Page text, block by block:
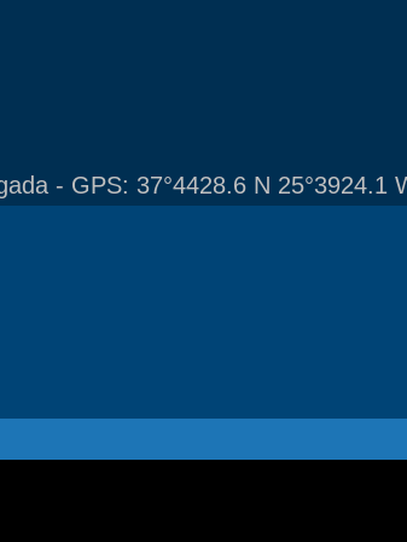
- GPS: 37°4428.6 N 25°3924.1